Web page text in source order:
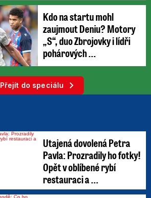
Kdo na startu mohl
zaujmout Deniu? Motory
„S“, duo Zbrojovky i lídři
pohárových ...
Přejít do speciálu
Utajená dovolená Petra
Pavla: Prozradily ho fotky!
Opět v oblíbené rybí
restauraci a ...